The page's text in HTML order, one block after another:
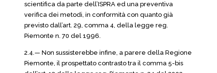
scientifica da parte dell’ISPRA ed una preventiva
verifica dei metodi, in conformità con quanto già
previsto dall’art. 29, comma 4, della legge reg.
Piemonte n. 70 del 1996.
2.4.— Non sussisterebbe infine, a parere della Regione
Piemonte, il prospettato contrasto tra il comma 5-bis